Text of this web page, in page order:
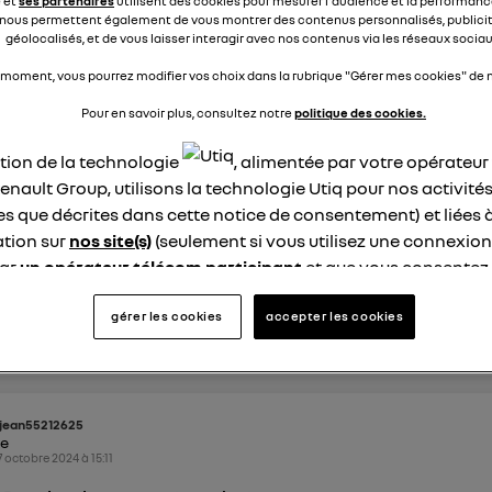
répondre 0
octobre 2024à19:40
extérieur inclinable
ce qu'il est possible que la glace des rétroviseur extérieur
passe la marche arrière ? Si oui sur quel modèle ce système
jean55212625
octobre 2024à15:11
permettent également de vous montrer des contenus personnalisés,
géolocalisés, et de vous laisser interagir avec nos contenus via les réseaux
vous pourrez modifier vos choix dans la rubrique "Gérer mes cookies" de
Pour en savoir plus, consultez notrepolitique des cookies.
de la technologie
, alimentée par votre
Group, utilisons la technologie Utiq pour nos
que décrites dans cette notice de consentement) et liées
sur nos site(s) (seulement si vous utilisez une
un opérateur télécom participant et que vous
site).
Utiq a été conçue pour la protection de vos données
en vous offrant choix et contrôle.
un identifiant créé par votre opérateur télécom basé sur
est associé à votre connexion internet. Ainsi, toutes les
même connexion et ayant consenties se verront attribuer
gérer les cookies accepter les cookies